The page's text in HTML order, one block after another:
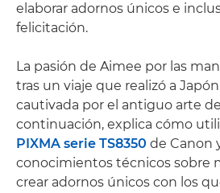
elaborar adornos únicos e
felicitación.
La pasión de Aimee por las
tras un viaje que realizó a
cautivada por el antiguo arte
continuación, explica cómo
PIXMA serie TS8350 de Canon
conocimientos técnicos sobre
crear adornos únicos con los